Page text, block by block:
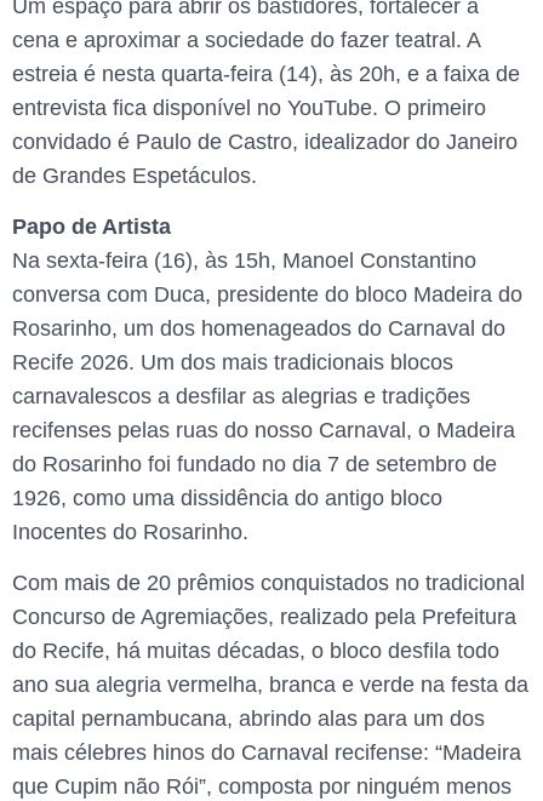
Um espaço para abrir os bastidores, fortalecer a
cena e aproximar a sociedade do fazer teatral. A
estreia é nesta quarta-feira (14), às 20h, e a faixa de
entrevista fica disponível no YouTube. O primeiro
convidado é Paulo de Castro, idealizador do Janeiro
de Grandes Espetáculos.
Papo de Artista
Na sexta-feira (16), às 15h, Manoel Constantino
conversa com Duca, presidente do bloco Madeira do
Rosarinho, um dos homenageados do Carnaval do
Recife 2026. Um dos mais tradicionais blocos
carnavalescos a desfilar as alegrias e tradições
recifenses pelas ruas do nosso Carnaval, o Madeira
do Rosarinho foi fundado no dia 7 de setembro de
1926, como uma dissidência do antigo bloco
Inocentes do Rosarinho.
Com mais de 20 prêmios conquistados no tradicional
Concurso de Agremiações, realizado pela Prefeitura
do Recife, há muitas décadas, o bloco desfila todo
ano sua alegria vermelha, branca e verde na festa da
capital pernambucana, abrindo alas para um dos
mais célebres hinos do Carnaval recifense: “Madeira
que Cupim não Rói”, composta por ninguém menos